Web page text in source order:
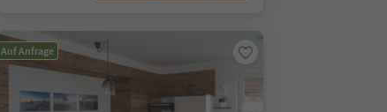
Auf Anfrage